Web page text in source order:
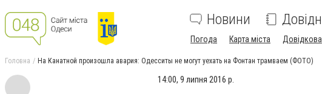
Новини
Погода Карта міста Довідкова
Головна На Канатной произошла авария: Одесситы не могут уехать на Фонтан трамваем (ФОТО)
14:00, 9 липня 2016 р.